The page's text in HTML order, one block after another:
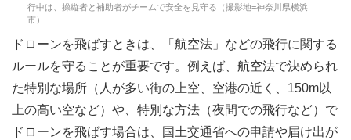
行中は、操縦者と補助者がチームで安全を見守る（撮影地=神奈川県横浜
市）
ドローンを飛ばすときは、「航空法」などの飛行に関する
ルールを守ることが重要です。例えば、航空法で決められ
た特別な場所（人が多い街の上空、空港の近く、150m以
上の高い空など）や、特別な方法（夜間での飛行など）で
ドローンを飛ばす場合は、国土交通省への申請や届け出が